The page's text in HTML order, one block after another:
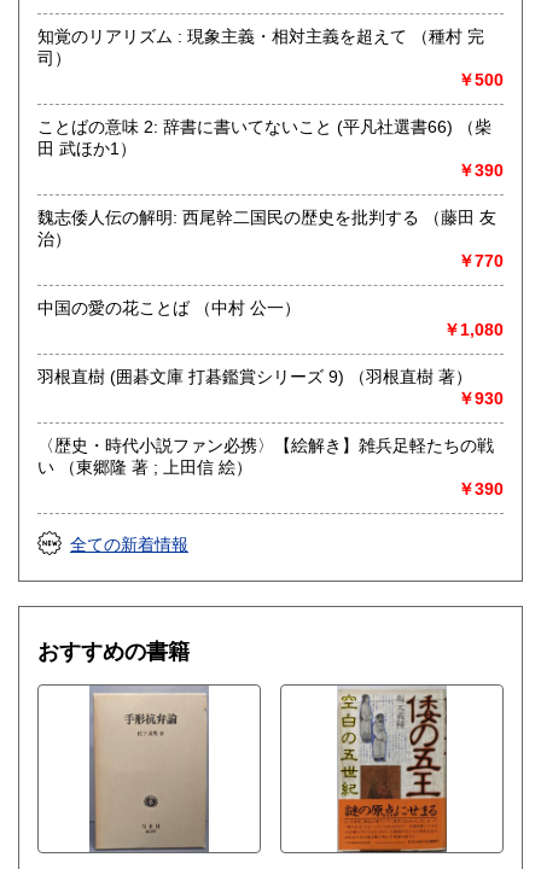
国書、サブカルチャー、古書一般（その他）
オールジャンル
知覚のリアリズム : 現象主義・相対主義を超えて （種村 完
司）
￥500
ことばの意味 2: 辞書に書いてないこと (平凡社選書66) （柴
田 武ほか1）
￥390
魏志倭人伝の解明: 西尾幹二国民の歴史を批判する （藤田 友
治）
￥770
中国の愛の花ことば （中村 公一）
￥1,080
羽根直樹 (囲碁文庫 打碁鑑賞シリーズ 9) （羽根直樹 著）
￥930
〈歴史・時代小説ファン必携〉【絵解き】雑兵足軽たちの戦
い （東郷隆 著 ; 上田信 絵）
￥390
全ての新着情報
おすすめの書籍